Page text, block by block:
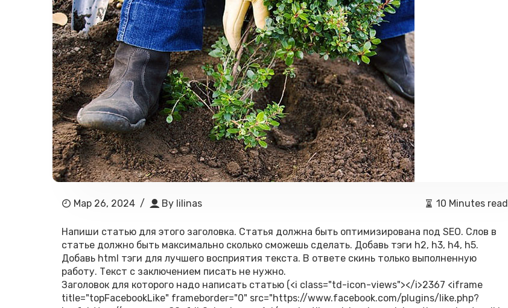
Мар 26, 2024 / By lilinas 10 Minutes read
Напиши статью для этого заголовка. Статья должна быть оптимизирована под SEO. Слов в
статье должно быть максимально сколько сможешь сделать. Добавь тэги h2, h3, h4, h5.
Добавь html тэги для лучшего восприятия текста. В ответе скинь только выполненную
работу. Текст с заключением писать не нужно.
Заголовок для которого надо написать статью (<i class="td-icon-views"></i>2367 <iframe title="topFacebookLike" frameborder="0" src="https://www.facebook.com/plugins/like.php?href=https://www.xn--80afdb0cbapl.xn--p1ai/neprixotlivye-i-krasivye-dekorativnye-kustarniki-dlya-dachi-i-sada/&layout=button_count&show_faces=false&width=105&action=like&colorscheme=light&height=21" style="border:none; overflow:hidden; width:auto; height:21px; background-color:transparent;"></iframe> <i class="td-icon-pinterest"></i>Pinterest<i class="td-icon-whatsapp"></i>WhatsApp<i class="td-icon-linkedin"></i>Linkedin<i class="td-icon-mail"></i>Email<i class="td-icon-telegram"></i>Telegram<i class="td-icon-vk"></i>VK<i class="td-icon-viber"></i>Viber<ul class="td-pulldown-filter-list"></ul> <i class="td-icon-plus td-social-expand-tabs-icon"></i> <p>На загородном участке не обойтись без крупных многолетних растений. Красивые декоративные кустарники для дачи и сада день за днем создают неповторимую атмосферу, помогают делить пространство на зоны, определяют характер участка. Кустарникам находится место в живой изгороди и при обустройстве бордюров. Растения разных размеров и форм – это отличный фон многолетних цветов и летников, а также яркие украшения для всего сада.</p> <p><strong>Какие бывают кустарники? Сегодня владельцам участков предлагается множество:</strong></p> <ul> <li>декоративно-лиственных культур;</li> <li>растений, в разные периоды украшающих сад своим цветением;</li> <li>высокорослых пород;</li> <li>почвопокровных или низких садовых кустарников.</li> </ul> <p>Пышно цветущих или поражающих пестрой окраской растения очень много, но выбирая декоративные культуры для дачи, внимание обращают не только на их красоту, но и на сложность ухода. Чем меньше труда требуется для выращивания, чем дольше кустарник сохраняет свой яркий облик, тем ценнее он для дачника.</p> <p><img src="/wp-content/uploads/2024/03/abf10fbe0905788e9ff0f78b8665cf02.jpg" decoding="async" fetchpriority="high" width="600" height="375" class="wp-image-62806" alt="посадка декоративного кустарника" /> Таких неприхотливых и при этом невероятно эффектных растений немало. Среди них есть те, что можно встретить в каждом саду, и незаслуженно забытые кустарники. Описания и фото с названиями декоративных кустов для дачи будут хорошим подспорьем при выборе самых достойных растений.</p> <h2>Красивые кустарники для дачи: фото с названиями</h2> <p>Неизгладимое впечатление оставляют кусты, весной или летом покрывающиеся шапками цветов. Если создать каталог фото самых неприхотливых кустарников для дачи, на первых страницах окажутся сорта садовой сирени, чубушника, благодаря сходству ароматов часто именуемый жасмином.</p> <h3>Сирень</h3> <p><img src="/wp-content/uploads/2024/03/5d64b8bc1cb82e0e2130a31fbe389234.jpg" decoding="async" width="600" height="399" class="wp-image-62807" alt="сирень обыкновенная сорта Комсомолка" /> В мае сады и дачные участки по всей России покрываются лиловыми, розовыми, фиолетовыми и белыми облаками.</p> <p><strong>Это цветет сирень, эффектный кустарник:</strong></p> <ul> <li>высотой до трех метров;</li> <li>с заостренно-сердцевидной или широколанцетовидной листвой;</li> <li>с побегами, покрытыми серовато-коричневой корой;</li> <li>с кистевидными соцветиями из простых или махровых ароматных цветков различной окраски.</li> </ul> <p><img src="/wp-content/uploads/2024/03/14b2612e7e0574bee0f84e3f761cf7c3.jpg" decoding="async" width="600" height="401" class="wp-image-62808" alt="сирень венгерская" /> В природе насчитывается несколько десятков видов сирени. Культурных сортов и гибридов насчитывается во много раз больше. Все растения хорошо зимуют в средней полосе. Изображенные на фото высокие красивые кусты для дачи предпочитают солнечные места и без труда разрастаются на любых почвах.</p> <p>Для поддержания декоративности вовремя удаляют отцветшие кисти, вырезают прикорневую поросль и постепенно омолаживают взрослые кусты сирени.</p> <h3>Чубушник</h3> <p><img src="/wp-content/uploads/2024/03/d81608872bc0da03d15138b20b0d3c49.jpg" decoding="async" loading="lazy" width="600" height="379" class="wp-image-62809" alt="махровые цветы чубушника" /> Садовый жасмин или, что правильнее, чубушник зацветает немного позже сирени. По саду и на даче красивый декоративный кустарник разносит изысканный аромат, в расположенные на концах многочисленных побегов белые, простые или полумахровые цветки привлекают взгляды и сотни насекомых опылителей.</p> <p><img src="/wp-content/uploads/2024/03/e4b875d16f96cba3d9def37f67ed89c0.jpg" decoding="async" loading="lazy" width="600" height="451" class="wp-image-62810" alt="пестрая листва чубушника" /> Существующие сорта чубушника отличаются друг от друга сроками цветения, формой и размерами венчиков. Выведенные даже пестролистные кустарники этого вида. При этом все растения очень морозостойки, не подвержены нападениям вредителей и редко поражаются болезнями.</p> <p>Как и сирень, чубушник требует обрезки после цветения, для омоложения также вырезают побеги, достигшие 5-летнего возраста. Поддержать форму поможет удаление прикорневой поросли и разрежение куста.</p> <h3>Спирея</h3> <p><img src="/wp-content/uploads/2024/03/d51467a7ee8f9b74c7e17935e221c30d.jpg" decoding="async" loading="lazy" width="600" height="450" class="wp-image-62811" alt="спирея японская" /> Фото этих самых неприхотливых кустарников для дачи неизменно вызывают волну восхищения. Очень разные внешне, спиреи (на фото) покрываются белыми или розовыми цветами, поражают декоративной листвой и делятся на две большие группы. Растения, цветущие весной, массово покрываются шапками цветов, которые довольно быстро осыпаются. Летом начинается цветение других разновидностей, надолго преображающих сад.</p> <p>Благодаря наличию и компактных форм, и крупных сортов спиреи помогают в создании живых изгородей, они незаменимы в групповых посадках, но и в одиночестве не затеряются на участке, став его ярким украшением.</p> <p><img src="/wp-content/uploads/2024/03/368e2cd5c92b6e69f9c3763b8e26d273.jpg" decoding="async" loading="lazy" width="600" height="401" class="wp-image-62812" alt="спирея Вангетта" /> При традиционном уходе декоративные кусты на даче прекрасно себя чувствуют на солнце и в полутени, приживаются на участках с любым легким, рыхлым грунтом.</p> <h3>Рябинник рябинолистный</h3> <p><img src="/wp-content/uploads/2024/03/31e462fce5cd7dfe4ab352a0101e1c50.jpg" decoding="async" loading="lazy" width="600" height="450" class="wp-image-62813" alt="соцветие рябинника" /> Ближайший родственник спиреи – рябинник также не оставит равнодушным дачника, увлеченного цветущими кустарниковыми культурами. В зависимости от сорта высота кустарника с резными листьями, напоминающими рябиновые, варьируется от метра до двух. В первой половине лета начинается цветение, которой длится до 3 недель. В это время пушистая крона кустарника покрывается белыми кистями соцветий. Осенью вид кустарника меняется вместе с окраской листвы, которая из светло-зеленой становится ярко-золотистой.</p> <p>В средней полосе декоративные кустарники для дачи, фото и названия которых приведены в материале, отлично зимуют без укрытий и не капризничают даже при минимальном уходе. Рябинник – не исключение. Однако, чем лучше растению на участке, тем больше риск его разрастания.</p> <p>Чтобы ограничить образования корневой поросли, во время посадки вкапывают шифер, пластиковый бордюр или плотный геотекстиль.</p> <h3>Пузыреплодник</h3> <p><img src="/wp-content/uploads/2024/03/d83c29732ea818e26c878ebe4bc8d7ca.jpg" decoding="async" loading="lazy" width="600" height="450" class="wp-image-62814" alt="пузыреплодник цветущий" /> У пузыреплодника много достоинств. Изображенный на фото самый неприхотливый кустарник для дачи с весны и до глубокой осени будет ее украшением благодаря:</p> <ul> <li>плотной декоративной листве зеленой, золотистой или пурпурной окраски;</li> <li>эффектному цветению, приходящемуся на первую половину лета;</li> <li>появляющимся на месте белых венчиков красновато-пурпурным плодам.</li> </ul> <p>Пузыреплодник, родственный спиреям, рябиннику, ирге и других декоративным кустарникам, абсолютно неприхотлив, отличается быстрым ростом и простым уходом. Растение самых эффектных форм охраняет красоту на солнце и в тени, однако кусты с пурпурной листвой лучше высаживать на открытых участках.</p> <h3>Айва японская</h3> <p><img src="/wp-content/uploads/2024/03/faad52adb6565c551594fcc2db6fed05.jpg" decoding="async" loading="lazy" width="600" height="409" class="wp-image-62815" alt="айва японская" /> В мае начинается цветение айвы японской. Плоды этого растения напоминают настоящую айву, но гораздо мельче и тверже. Они съедобны. Однако кустарник, высота разных видов которого колеблется от 0,5 до 2 метров, ценится не как плодовая, а как декоративная культура.</p> <p><img src="/wp-content/uploads/2024/03/d6818576b92a56e92d5934243b62abfd.jpg" decoding="async" loading="lazy" width="600" height="350" class="wp-image-62816" alt="кустарник японской айвы" /> Красивый плодовый кустарник для дачи и сада обладает широкой раскидистой кроной, покрытой жесткой удлиненной листвой темно-зеленой окраски. Пик декоративности приходится на появление множества желтых, оранжевых или, в зависимости от сорта, крупных красных цветков.</p> <p>Японская айва морозостойка, светолюбива, не боится засухи и стрижки, переносит посадку на любом, даже кислом грунте. Некоторые растения во второй половине лета зацветают повторно.</p> <h3>Жимолость</h3> <p><img src="/wp-content/uploads/2024/03/832af9d7eae605053d1a49a297b913c0.jpg" decoding="async" loading="lazy" width="600" height="444" class="wp-image-62817" alt="кустарник жимолости" /> Голубая жимолость со съедобными ранними плодами – популярное садовое растение. Однако при оформлении участка часто забывают о других разновидностях кустарника, многие из которых чрезвычайно декоративны и неприхотливы.</p> <p><img src="/wp-content/uploads/2024/03/bd3ba98617ff915791d1c5df8fc98368.jpg" decod